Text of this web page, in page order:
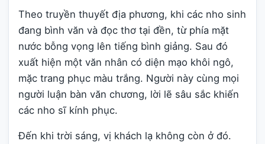
Theo truyền thuyết địa phương, khi các nho sinh
đang bình văn và đọc thơ tại đền, từ phía mặt
nước bỗng vọng lên tiếng bình giảng. Sau đó
xuất hiện một văn nhân có diện mạo khôi ngô,
mặc trang phục màu trắng. Người này cùng mọi
người luận bàn văn chương, lời lẽ sâu sắc khiến
các nho sĩ kính phục.
Đến khi trời sáng, vị khách lạ không còn ở đó.